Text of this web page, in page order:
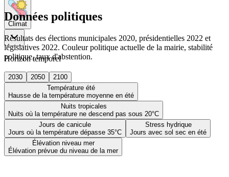
Climat
Horizon temporel
2030 2050
2100
Température été
Hausse de la température moyenne en été
Nuits tropicales
Nuits où la température ne descend pas sous 20°C
Jours de canicule
Jours où la température dépasse 35°C
Stress hydrique
Jours avec sol sec en été
Élévation niveau mer
Élévation prévue du niveau de la mer
Données politiques
Résultats des élections municipales 2020, présidentielles 2022 et
législatives 2022. Couleur politique actuelle de la mairie, stabilité
politique, taux d'abstention.